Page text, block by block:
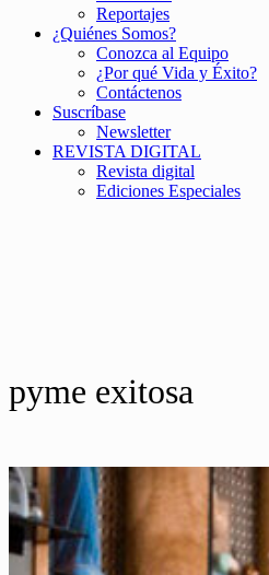
Reportajes
¿Quiénes Somos?
Conozca al Equipo
¿Por qué Vida y Éxito?
Contáctenos
Suscríbase
Newsletter
REVISTA DIGITAL
Revista digital
Ediciones Especiales
pyme exitosa